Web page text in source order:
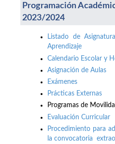
Programación
2023/2024
Listado de
Aprendizaje
Calendario Escolar y
Asignación de Aulas
Exámenes
Prácticas Externas
Programas de
Evaluación Curricular
Procedimiento para
la convocatoria